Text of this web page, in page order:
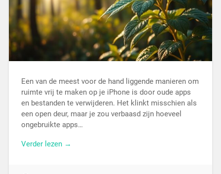
Een van de meest voor de hand liggende manieren om
ruimte vrij te maken op je iPhone is door oude apps
en bestanden te verwijderen. Het klinkt misschien als
een open deur, maar je zou verbaasd zijn hoeveel
ongebruikte apps…
Verder lezen →